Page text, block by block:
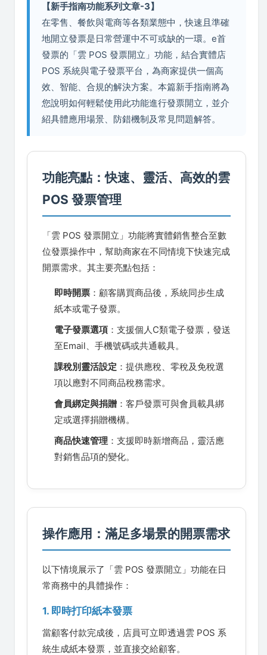
【新手指南功能系列文章-3】
在零售、餐飲與電商等各類業態中，快速且準確
地開立發票是日常營運中不可或缺的一環。e首
發票的「雲 POS 發票開立」功能，結合實體店
POS 系統與電子發票平台，為商家提供一個高
效、智能、合規的解決方案。本篇新手指南將為
您說明如何輕鬆使用此功能進行發票開立，並介
紹具體應用場景、防錯機制及常見問題解答。
功能亮點：快速、靈活、高效的雲
POS 發票管理
「雲 POS 發票開立」功能將實體銷售整合至數
位發票操作中，幫助商家在不同情境下快速完成
開票需求。其主要亮點包括：
即時開票 ：顧客購買商品後，系統同步生成
紙本或電子發票。
電子發票選項 ：支援個人C類電子發票，發送
至Email、手機號碼或共通載具。
課稅別靈活設定 ：提供應稅、零稅及免稅選
項以應對不同商品稅務需求。
會員綁定與捐贈 ：客戶發票可與會員載具綁
定或選擇捐贈機構。
商品快速管理 ：支援即時新增商品，靈活應
對銷售品項的變化。
操作應用：滿足多場景的開票需求
以下情境展示了「雲 POS 發票開立」功能在日
常商務中的具體操作：
1. 即時打印紙本發票
當顧客付款完成後，店員可立即透過雲 POS 系
統生成紙本發票，並直接交給顧客。